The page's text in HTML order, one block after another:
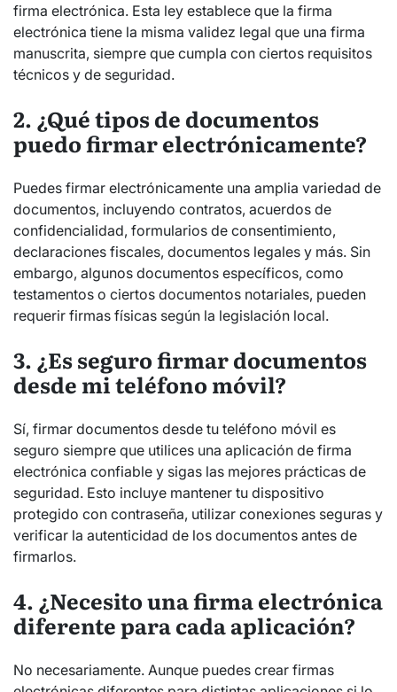
firma electrónica. Esta ley establece que la firma
electrónica tiene la misma validez legal que una firma
manuscrita, siempre que cumpla con ciertos requisitos
técnicos y de seguridad.
2. ¿Qué tipos de documentos
puedo firmar electrónicamente?
Puedes firmar electrónicamente una amplia variedad de
documentos, incluyendo contratos, acuerdos de
confidencialidad, formularios de consentimiento,
declaraciones fiscales, documentos legales y más. Sin
embargo, algunos documentos específicos, como
testamentos o ciertos documentos notariales, pueden
requerir firmas físicas según la legislación local.
3. ¿Es seguro firmar documentos
desde mi teléfono móvil?
Sí, firmar documentos desde tu teléfono móvil es
seguro siempre que utilices una aplicación de firma
electrónica confiable y sigas las mejores prácticas de
seguridad. Esto incluye mantener tu dispositivo
protegido con contraseña, utilizar conexiones seguras y
verificar la autenticidad de los documentos antes de
firmarlos.
4. ¿Necesito una firma electrónica
diferente para cada aplicación?
No necesariamente. Aunque puedes crear firmas